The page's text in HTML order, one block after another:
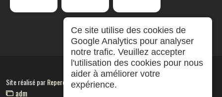
Site réalisé parRepereCom
adm
Ce site utilise des cookies de
Google Analytics pour analyser
notre trafic. Veuillez accepter
l'utilisation des cookies pour nous
aider à améliorer votre
expérience.